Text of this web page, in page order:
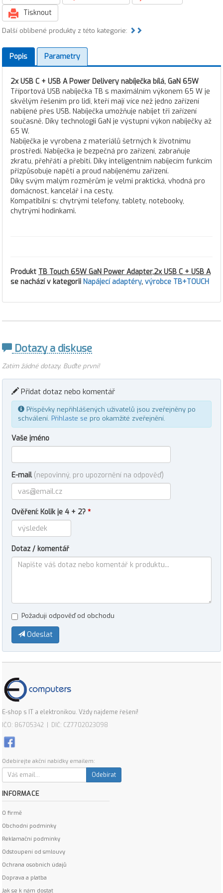
Tisknout
Další oblíbené produkty z této kategorie:
Popis Parametry
2x USB C + USB A Power Delivery nabíječka bílá, GaN 65W
Tříportová USB nabíječka TB s maximálním výkonem 65 W je
skvělým řešením pro lidi, kteří mají více než jedno zařízení
nabíjené přes USB. Nabíječka umožňuje nabíjet tři zařízení
současně. Díky technologii GaN je výstupní výkon nabíječky až
65 W.
Nabíječka je vyrobena z materiálů šetrných k životnímu
prostředí. Nabíječka je bezpečná pro zařízení, zabraňuje
zkratu, přehřátí a přebití. Díky inteligentním nabíjecím funkcím
přizpůsobuje napětí a proud nabíjenému zařízení.
Díky svým malým rozměrům je velmi praktická, vhodná pro
domácnost, kancelář i na cesty.
Kompatibilní s: chytrými telefony, tablety, notebooky,
chytrými hodinkami.
Produkt TB Touch 65W GaN Power Adapter,2x USB C + USB A
se nachází v kategorii Napájecí adaptéry, výrobce TB+TOUCH
Dotazy a diskuse
Zatím žádné dotazy. Buďte první!
Přidat dotaz nebo komentář
Příspěvky nepřihlášených uživatelů jsou zveřejněny po
schválení. Přihlaste se pro okamžité zveřejnění.
Vaše jméno
E-mail (nepovinný, pro upozornění na odpověď)
Ověření: Kolik je 4 + 2? *
Dotaz / komentář
Požaduji odpověď od obchodu
Odeslat
E-shop s IT a elektronikou. Vždy najdeme řešení!
IČO: 86705342 | DIČ: CZ7702023098
Odebírejte akční nabídky emailem:
Odebírat
INFORMACE
O firmě
Obchodní podmínky
Reklamační podmínky
Odstoupení od smlouvy
Ochrana osobních údajů
Doprava a platba
Jak se k nám dostat